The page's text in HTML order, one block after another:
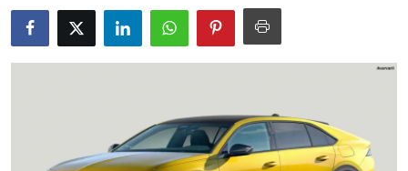
Muayene & Ruhsat
İkinci El & Alım-Satım
Bakım & Arıza Çözümleri